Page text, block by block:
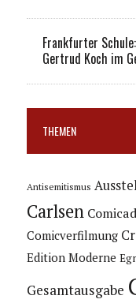
Frankfurter
Gertrud Koch im
THEMEN
Antisemitismus
Carlsen
Comicverfilmung
Edition Moderne
Gesamtausgabe